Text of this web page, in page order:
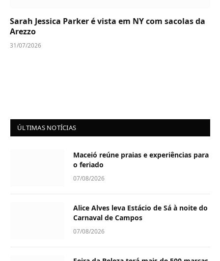
Sarah Jessica Parker é vista em NY com sacolas da
Arezzo
31/07/2026
ÚLTIMAS NOTÍCIAS
Maceió reúne praias e experiências para
o feriado
07/08/2026
Alice Alves leva Estácio de Sá à noite do
Carnaval de Campos
07/08/2026